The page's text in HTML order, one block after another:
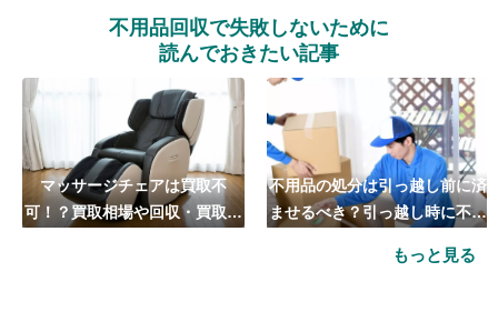
不用品回収で失敗しないために
読んでおきたい記事
マッサージチェアは買取不
可！？買取相場や回収・買取の
不用品の処分は引っ越し前に済
ませるべき？引っ越し時に不用
もっと見る